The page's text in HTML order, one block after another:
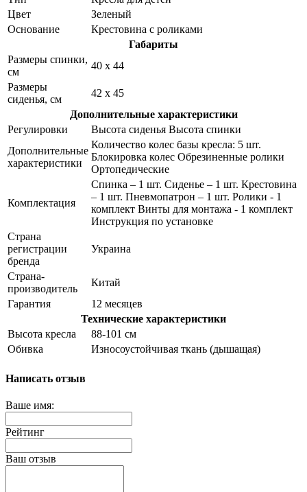
Цвет
Зеленый
Основание
Крестовина с роликами
Габариты
Размеры спинки,
см
40 х 44
Размеры
сиденья, см
42 х 45
Дополнительные характеристики
Регулировки
Высота сиденья Высота спинки
Дополнительные
характеристики
Количество колес базы кресла: 5 шт.
Блокировка колес Обрезиненные ролики
Ортопедические
Комплектация
Спинка – 1 шт. Сиденье – 1 шт. Крестовина
– 1 шт. Пневмопатрон – 1 шт. Ролики - 1
комплект Винты для монтажа - 1 комплект
Инструкция по установке
Страна
регистрации
бренда
Украина
Страна-
производитель
Китай
Гарантия
12 месяцев
Технические характеристики
Высота кресла
88-101 см
Обивка
Износоустойчивая ткань (дышащая)
Написать отзыв
Ваше имя:
Рейтинг
Ваш отзыв